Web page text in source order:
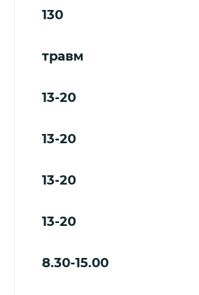
130
травм
13-20
13-20
13-20
13-20
8.30-15.00